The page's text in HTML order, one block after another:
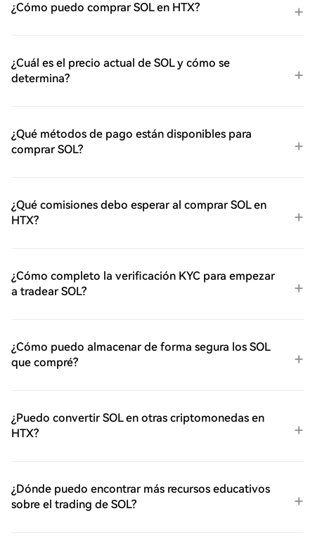
¿Cómo puedo comprar SOL en HTX?
¿Cuál es el precio actual de SOL y cómo se
determina?
¿Qué métodos de pago están disponibles para
comprar SOL?
¿Qué comisiones debo esperar al comprar SOL en
HTX?
¿Cómo completo la verificación KYC para empezar
a tradear SOL?
¿Cómo puedo almacenar de forma segura los SOL
que compré?
¿Puedo convertir SOL en otras criptomonedas en
HTX?
¿Dónde puedo encontrar más recursos educativos
sobre el trading de SOL?